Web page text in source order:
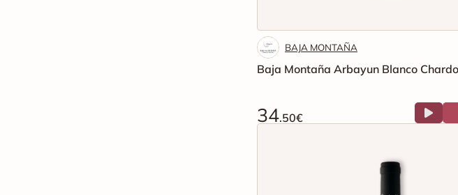
BAJA MONTAÑA
Baja Montaña Arbayun Blanco
34.50€